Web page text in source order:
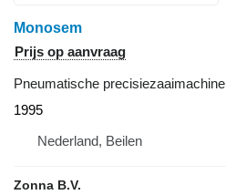
Monosem
Prijs op aanvraag
Pneumatische precisiezaaimachine
1995
Nederland, Beilen
Zonna B.V.